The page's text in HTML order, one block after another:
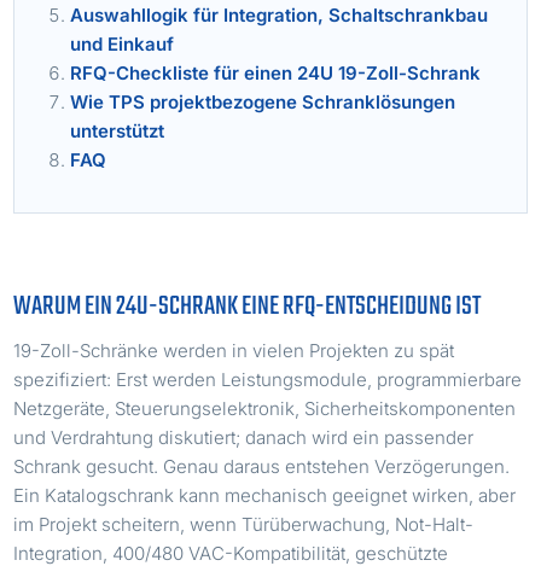
Auswahllogik für Integration, Schaltschrankbau
und Einkauf
RFQ-Checkliste für einen 24U 19-Zoll-Schrank
Wie TPS projektbezogene Schranklösungen
unterstützt
FAQ
WARUM EIN 24U-SCHRANK EINE RFQ-ENTSCHEIDUNG IST
19-Zoll-Schränke werden in vielen Projekten zu spät
spezifiziert: Erst werden Leistungsmodule, programmierbare
Netzgeräte, Steuerungselektronik, Sicherheitskomponenten
und Verdrahtung diskutiert; danach wird ein passender
Schrank gesucht. Genau daraus entstehen Verzögerungen.
Ein Katalogschrank kann mechanisch geeignet wirken, aber
im Projekt scheitern, wenn Türüberwachung, Not-Halt-
Integration, 400/480 VAC-Kompatibilität, geschützte